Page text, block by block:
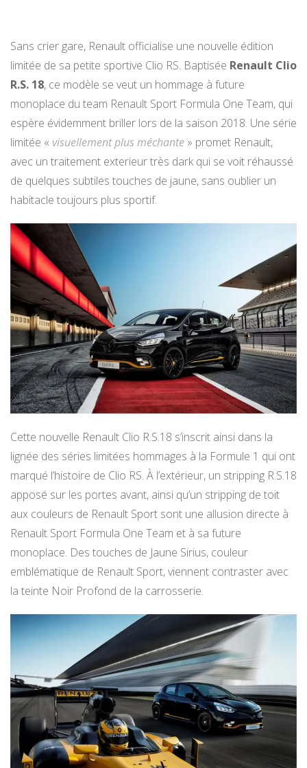
Sans crier gare, Renault officialise une nouvelle édition
limitée de sa petite sportive Clio RS. Baptisée Renault Clio
R.S. 18, ce modèle se veut un hommage à future
monoplace du team Renault Sport Formula One Team, qui
espère évidemment briller lors de la saison 2018. Une série
limitée « visuellement plus méchante » promet Renault,
avec un traitement exterieur très dark qui se voit réhaussé
de quelques subtiles touches de jaune, sans oublier un
habitacle toujours plus sportif.
Cette nouvelle Renault Clio R.S.18 s’inscrit ainsi dans la
lignée des séries limitées hommages à la Formule 1 qui ont
marqué l’histoire de Clio RS. À l’extérieur, un stripping R.S.18
apposé sur les portes avant, ainsi qu’un stripping de toit
aux couleurs de Renault Sport sont une allusion directe à
Renault Sport Formula One Team et à sa future
monoplace. Des touches de Jaune Sirius, couleur
emblématique de Renault Sport, viennent contraster avec
la teinte Noir Profond de la carrosserie.